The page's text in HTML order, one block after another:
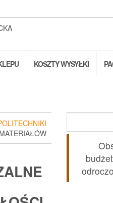
KOSZTY WYSYŁKI